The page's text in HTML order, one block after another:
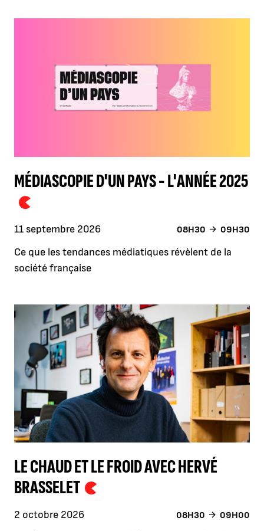
MÉDIASCOPIE D'UN PAYS - L'ANNÉE 2025
11 septembre 2026 08H30 09H30
Ce que les tendances médiatiques révèlent de la
société française
LE CHAUD ET LE FROID AVEC HERVÉ
BRASSELET
2 octobre 2026 08H30 09H00